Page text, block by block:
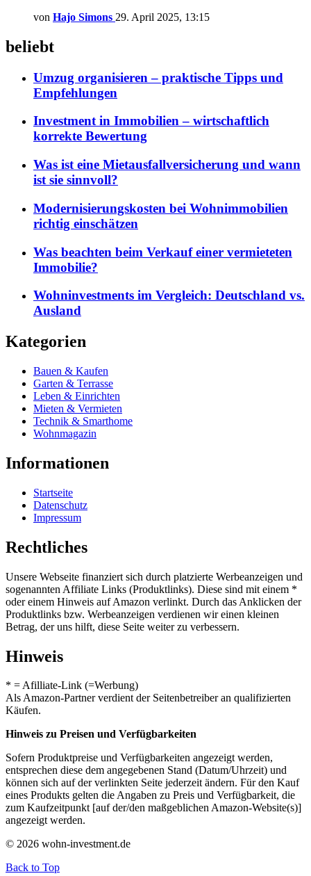
von Hajo Simons 29. April 2025, 13:15
beliebt
Umzug organisieren – praktische Tipps und
Empfehlungen
Investment in Immobilien – wirtschaftlich
korrekte Bewertung
Was ist eine Mietausfallversicherung und wann
ist sie sinnvoll?
Modernisierungskosten bei Wohnimmobilien
richtig einschätzen
Was beachten beim Verkauf einer vermieteten
Immobilie?
Wohninvestments im Vergleich: Deutschland vs.
Ausland
Kategorien
Bauen & Kaufen
Garten & Terrasse
Leben & Einrichten
Mieten & Vermieten
Technik & Smarthome
Wohnmagazin
Informationen
Startseite
Datenschutz
Impressum
Rechtliches
Unsere Webseite finanziert sich durch platzierte Werbeanzeigen und
sogenannten Affiliate Links (Produktlinks). Diese sind mit einem *
oder einem Hinweis auf Amazon verlinkt. Durch das Anklicken der
Produktlinks bzw. Werbeanzeigen verdienen wir einen kleinen
Betrag, der uns hilft, diese Seite weiter zu verbessern.
Hinweis
* = Afilliate-Link (=Werbung)
Als Amazon-Partner verdient der Seitenbetreiber an qualifizierten
Käufen.
Hinweis zu Preisen und Verfügbarkeiten
Sofern Produktpreise und Verfügbarkeiten angezeigt werden,
entsprechen diese dem angegebenen Stand (Datum/Uhrzeit) und
können sich auf der verlinkten Seite jederzeit ändern. Für den Kauf
eines Produkts gelten die Angaben zu Preis und Verfügbarkeit, die
zum Kaufzeitpunkt [auf der/den maßgeblichen Amazon-Website(s)]
angezeigt werden.
© 2026 wohn-investment.de
Back to Top